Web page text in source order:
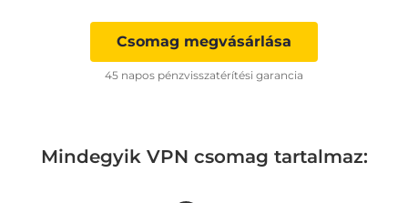
Csomag megvásárlása
45 napos pénzvisszatérítési garancia
Mindegyik VPN csomag tartalmaz: